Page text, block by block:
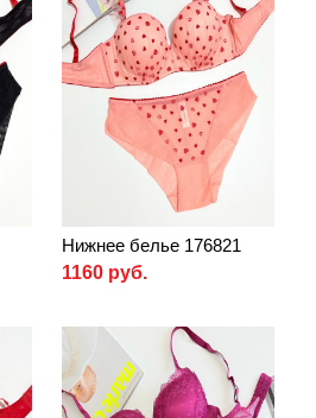
Нижнее белье 176821
1160 руб.